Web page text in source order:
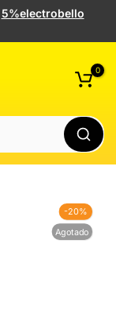
5%electrobello
0
-20%
Agotado